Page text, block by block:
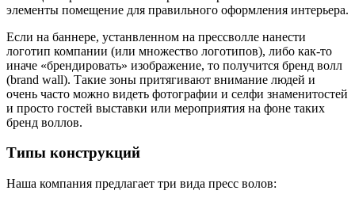
элементы помещение для правильного оформления интерьера.
Если на баннере, устанвленном на прессволле нанести
логотип компании (или множество логотипов), либо как-то
иначе «брендировать» изображение, то получится бренд волл
(brand wall). Такие зоны притягивают внимание людей и
очень часто можно видеть фотографии и селфи знаменитостей
и просто гостей выставки или мероприятия на фоне таких
бренд воллов.
Типы конструкций
Наша компания предлагает три вида пресс волов: